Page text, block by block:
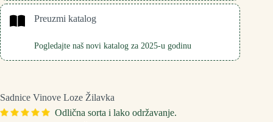
Preuzmi katalog
Pogledajte naš novi katalog za 2025-u godinu
Sadnice Vinove Loze Žilavka
Odlična sorta i lako održavanje.